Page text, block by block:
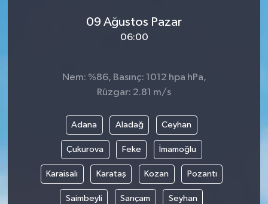
09 Ağustos Pazar
06:00
Nem: %86, Basınç: 1012 hpa hPa,
Rüzgar: 2.81 m/s
Adana Aladağ Ceyhan
Çukurova Feke İmamoğlu
Karaisalı Karataş Kozan Pozantı
Saimbeyli Sarıçam Seyhan